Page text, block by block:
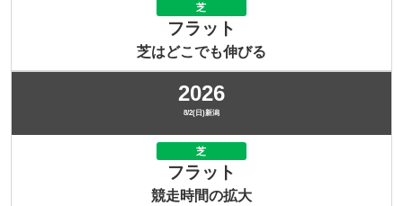
芝
フラット
芝はどこでも伸びる
2026
8/2(日)新潟
芝
フラット
競走時間の拡大